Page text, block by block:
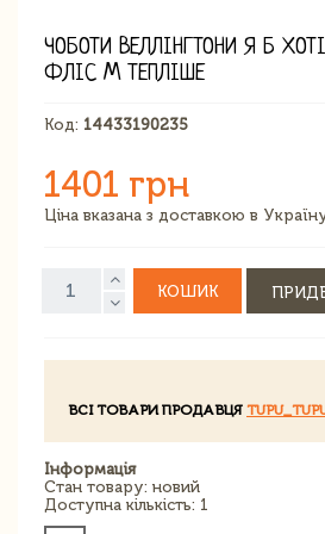
ЧОБОТИ ВЕЛЛІНГТОНИ Я Б
ФЛІС M ТЕПЛІШЕ
Код: 14433190235
1401 грн
Ціна вказана з доставкою в
КОШИК
ВСІ ТОВАРИ ПРОДАВЦЯ
Інформація
Стан товару: новий
Доступна кількість: 1